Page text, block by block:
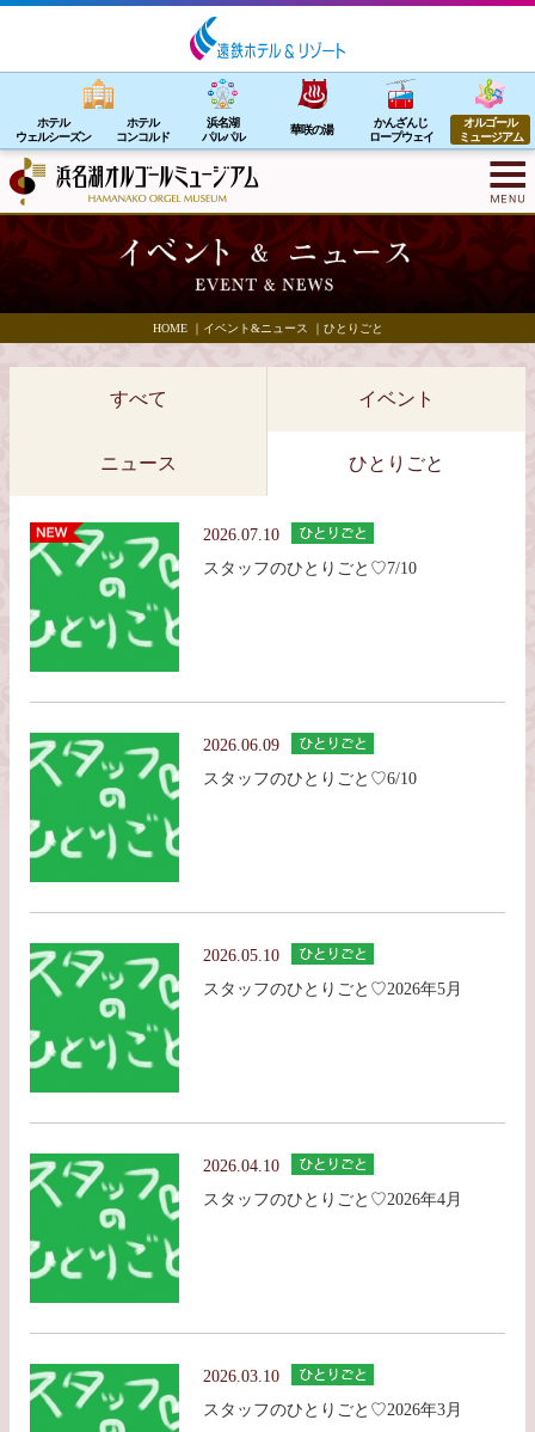
ホテル
ウェルシーズン
ホテル
コンコルド
浜名湖
パルパル
華咲の湯
かんざんじ
ロープウェイ
オルゴール
ミュージアム
HOME｜ イベント&ニュース ｜ ひとりごと
すべて イベント
ニュース ひとりごと
2026.07.10
スタッフのひとりごと♡7/10
2026.06.09
スタッフのひとりごと♡6/10
2026.05.10
スタッフのひとりごと♡2026年5月
2026.04.10
スタッフのひとりごと♡2026年4月
2026.03.10
スタッフのひとりごと♡2026年3月